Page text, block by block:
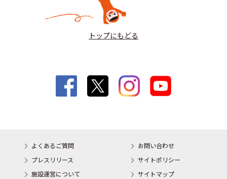
トップにもどる
よくあるご質問
お問い合わせ
プレスリリース
サイトポリシー
施設運営について
サイトマップ